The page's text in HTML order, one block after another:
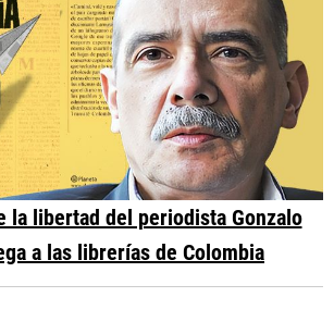
la libertad del periodista Gonzalo
a las librerías de Colombia